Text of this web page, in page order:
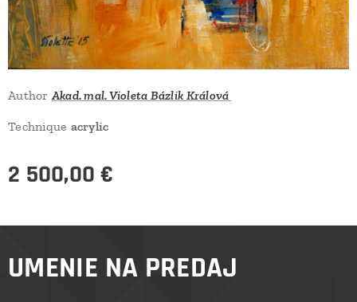
AuthorAkad. mal. Violeta Bázlik Králová
Technique acrylic
2 500,00 €
UMENIE NA PREDAJ